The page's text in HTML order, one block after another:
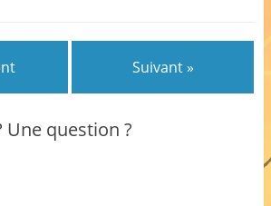
Suivant »
Une question ?